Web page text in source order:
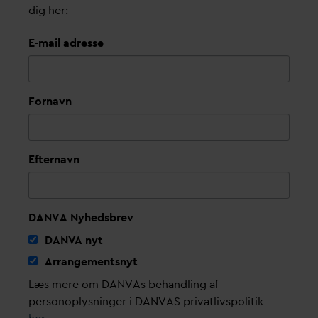
dig her:
E-mail adresse
Fornavn
Efternavn
DANVA Nyhedsbrev
DANVA nyt
Arrangementsnyt
Læs mere om DANVAs behandling af
personoplysninger i DANVAS privatlivspolitik